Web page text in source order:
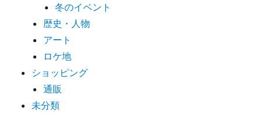
冬のイベント
歴史・人物
アート
ロケ地
ショッピング
通販
未分類